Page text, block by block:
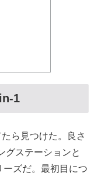
1
ら見つけた。良さ
グステーションと
ズだ。最初目につ